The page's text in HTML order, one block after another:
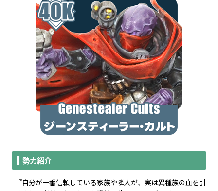
勢力紹介
『自分が一番信頼している家族や隣人が、実は異種族の血を引